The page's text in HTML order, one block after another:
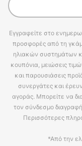
Εγγραφείτε στο
προσφορές από τη
ηλιακών συστημάτων
κουπόνια, μειώσεις
και παρουσιάσεις
συνεργάτες και
αγοράς. Μπορείτε να
τον σύνδεσμο
Περισσότερες
*Από την